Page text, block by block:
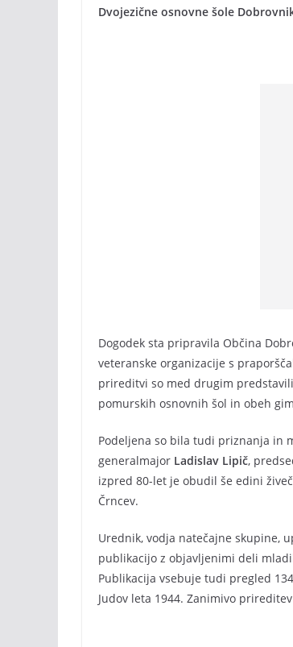
Dvojezične osnovne šole
Dogodek sta pripravila Občina
veteranske organizacije s
prireditvi so med drugim
pomurskih osnovnih šol in obeh
Podeljena so bila tudi priznanja in
generalmajor Ladislav Lipič,
izpred 80-let je obudil še edini
Črncev.
Urednik, vodja natečajne skupine,
publikacijo z objavljenimi deli
Publikacija vsebuje tudi pregled
Judov leta 1944. Zanimivo